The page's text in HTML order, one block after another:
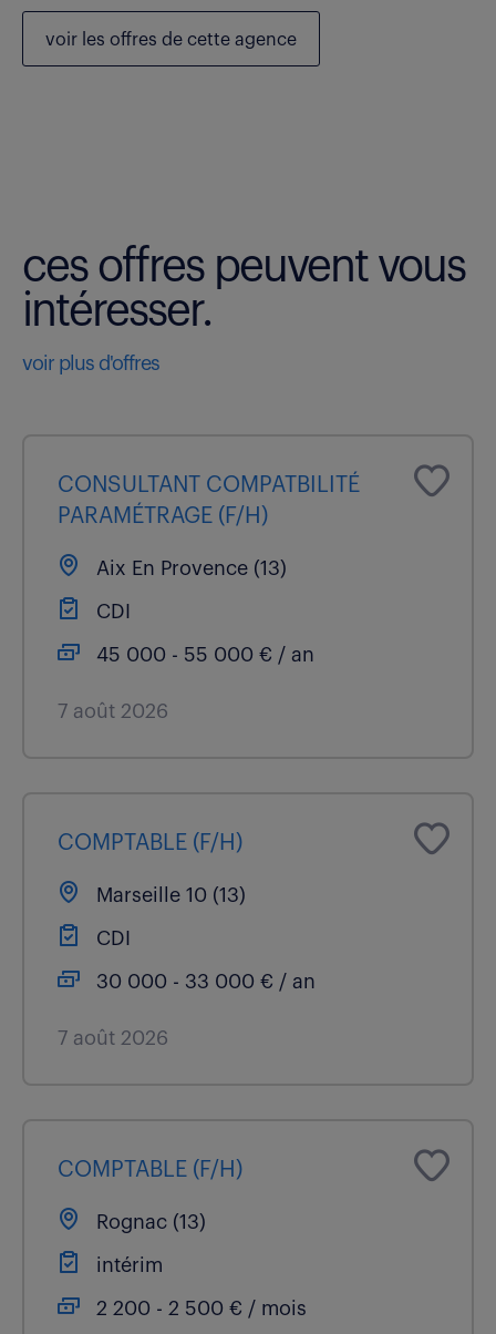
voir les offres de cette agence
ces offres peuvent vous
intéresser.
voir plus d'offres
CONSULTANT COMPATBILITÉ
PARAMÉTRAGE (F/H)
Aix En Provence (13)
CDI
45 000 - 55 000 € / an
7 août 2026
COMPTABLE (F/H)
Marseille 10 (13)
CDI
30 000 - 33 000 € / an
7 août 2026
COMPTABLE (F/H)
Rognac (13)
intérim
2 200 - 2 500 € / mois